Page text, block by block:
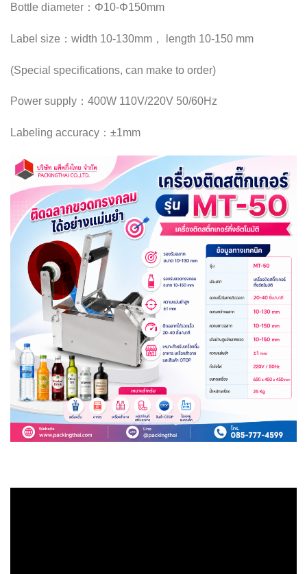
Bottle diameter：Φ10-Φ150mm
Label size：width 10-130mm， length 10-150 mm
(Special specifications, can make to order)
Power supply：400W 110V/220V 50/60Hz
Labeling accuracy：±1mm